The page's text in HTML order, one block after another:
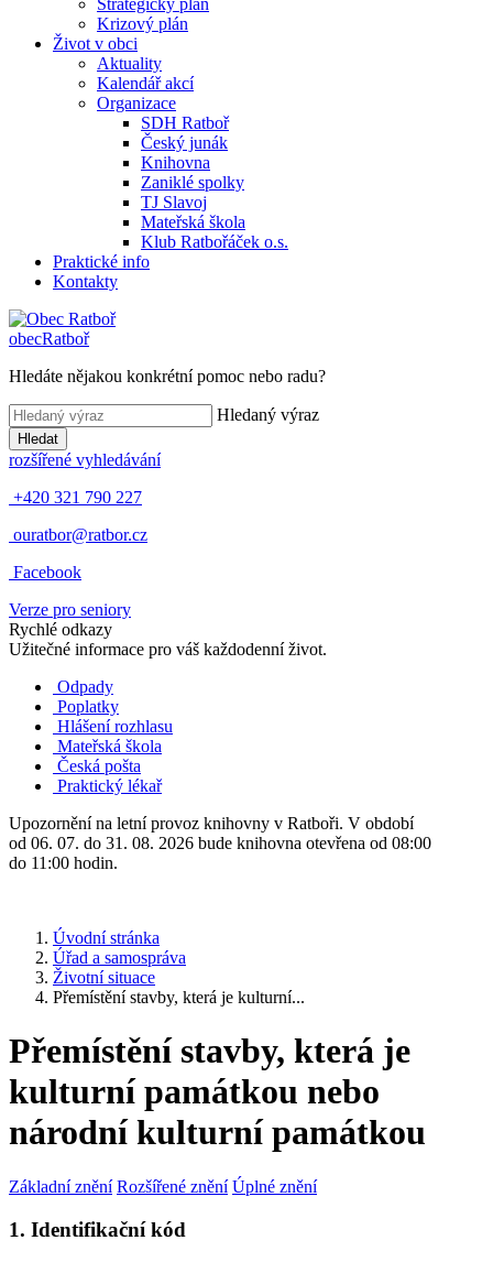
Strategický plán
Krizový plán
Život v obci
Aktuality
Kalendář akcí
Organizace
SDH Ratboř
Český junák
Knihovna
Zaniklé spolky
TJ Slavoj
Mateřská škola
Klub Ratbořáček o.s.
Praktické info
Kontakty
obecRatboř
Hledáte nějakou konkrétní pomoc nebo radu?
Hledaný výraz
Hledat
rozšířené vyhledávání
+420 321 790 227
ouratbor@ratbor.cz
Facebook
Verze pro seniory
Rychlé odkazy
Užitečné informace pro váš každodenní život.
Odpady
Poplatky
Hlášení rozhlasu
Mateřská škola
Česká pošta
Praktický lékař
Upozornění na letní provoz knihovny v Ratboři. V období
od 06. 07. do 31. 08. 2026 bude knihovna otevřena od 08:00
do 11:00 hodin.
Úvodní stránka
Úřad a samospráva
Životní situace
Přemístění stavby, která je kulturní...
Přemístění stavby, která je
kulturní památkou nebo
národní kulturní památkou
Základní znění Rozšířené znění Úplné znění
1. Identifikační kód